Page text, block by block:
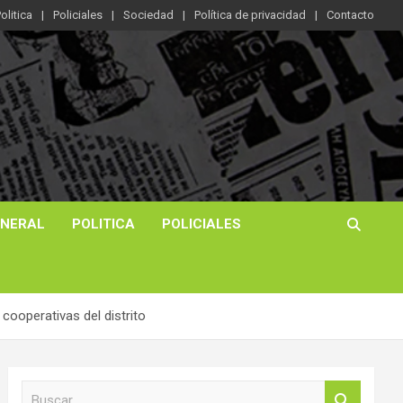
Policiales Sociedad Política de privacidad Contacto
POLITICA POLICIALES
cooperativas del distrito